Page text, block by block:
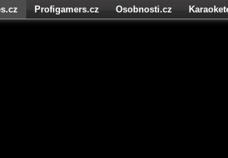
Profigamers.cz Osobnosti.cz